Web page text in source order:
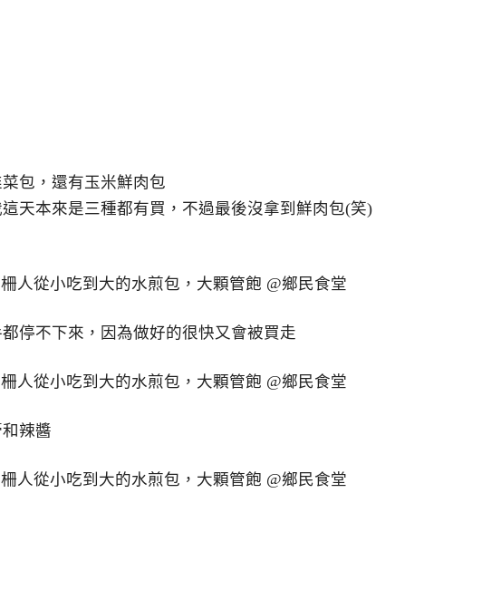
包，還有玉米鮮肉包
天本來是三種都有買，不過最後沒拿到鮮肉包(笑)
停不下來，因為做好的很快又會被買走
辣醬